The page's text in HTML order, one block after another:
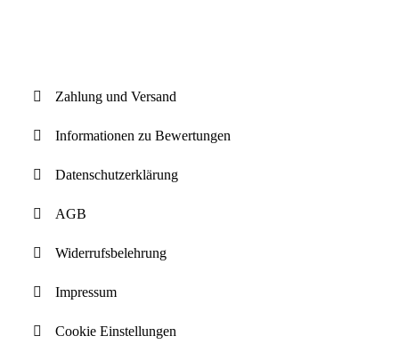
Zahlung und Versand
Informationen zu Bewertungen
Datenschutzerklärung
AGB
Widerrufsbelehrung
Impressum
Cookie Einstellungen